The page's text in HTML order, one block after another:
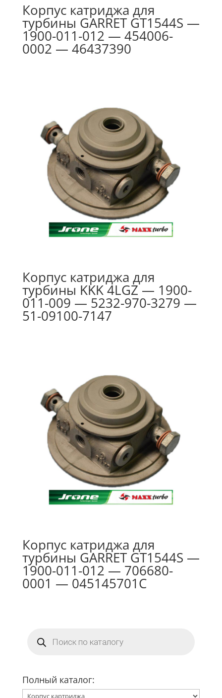
Корпус катриджа для
турбины GARRET GT1544S —
1900-011-012 — 454006-
0002 — 46437390
Корпус катриджа для
турбины KKK 4LGZ — 1900-
011-009 — 5232-970-3279 —
51-09100-7147
Корпус катриджа для
турбины GARRET GT1544S —
1900-011-012 — 706680-
0001 — 045145701C
товаров
Полный каталог: